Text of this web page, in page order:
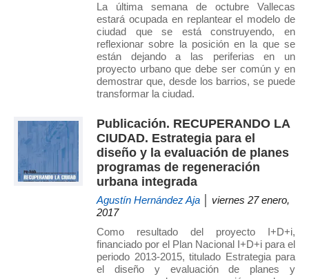
Politécnica
de
Madrid
(UPM)
La última semana de octubre Vallecas
estará ocupada en replantear el modelo de
ciudad que se está construyendo, en
reflexionar sobre la posición en la que se
están dejando a las periferias en un
proyecto urbano que debe ser común y en
demostrar que, desde los barrios, se puede
transformar la ciudad.
Publicación. RECUPERANDO LA
CIUDAD. Estrategia para el
diseño y la evaluación de planes
programas de regeneración
urbana integrada
Agustín Hernández Aja │ viernes 27 enero,
2017
Como resultado del proyecto I+D+i,
financiado por el Plan Nacional I+D+i para el
periodo 2013-2015, titulado Estrategia para
el diseño y evaluación de planes y